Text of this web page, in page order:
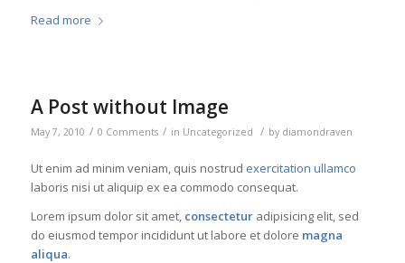
Read more
A Post without Image
May 7, 2010 / 0 Comments / in Uncategorized / by diamondraven
Ut enim ad minim veniam, quis nostrud exercitation ullamco
laboris nisi ut aliquip ex ea commodo consequat.
Lorem ipsum dolor sit amet, consecteturadipisicing elit, sed
do eiusmod tempor incididunt ut labore et dolore magna
aliqua.